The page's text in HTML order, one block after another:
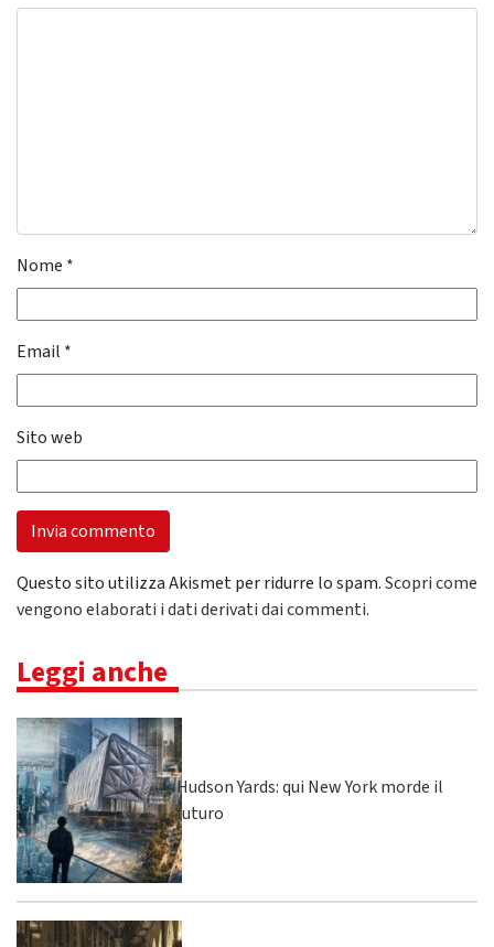
Nome *
Email *
Sito web
Questo sito utilizza Akismet per ridurre lo spam.Scopri come
vengono elaborati i dati derivati dai commenti.
Leggi anche
Hudson Yards: qui New York morde il
futuro